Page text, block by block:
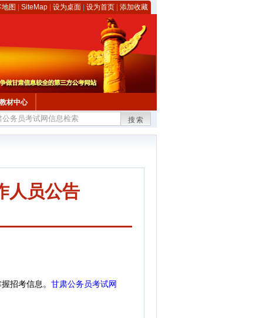
图 SiteMap 设为桌面 设为首页 添加收藏
教材中心
搜索
人员公告
招考信息。 甘肃公务员考试网